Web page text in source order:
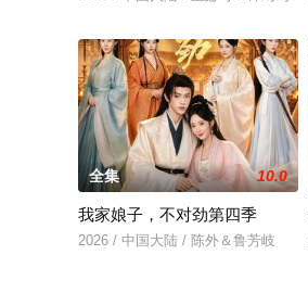
全集 10.0
我家娘子，不对劲第四季
2026 / 中国大陆 / 陈外＆鲁芳岐